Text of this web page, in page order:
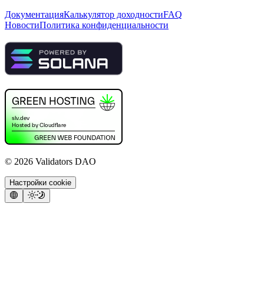
ДокументацияКалькулятор доходностиFAQ
НовостиПолитика конфиденциальности
© 2026 Validators DAO
Настройки cookie